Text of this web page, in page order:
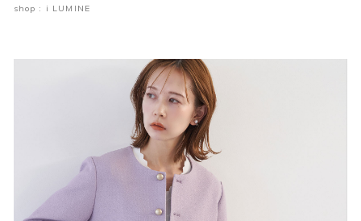
shop : i LUMINE